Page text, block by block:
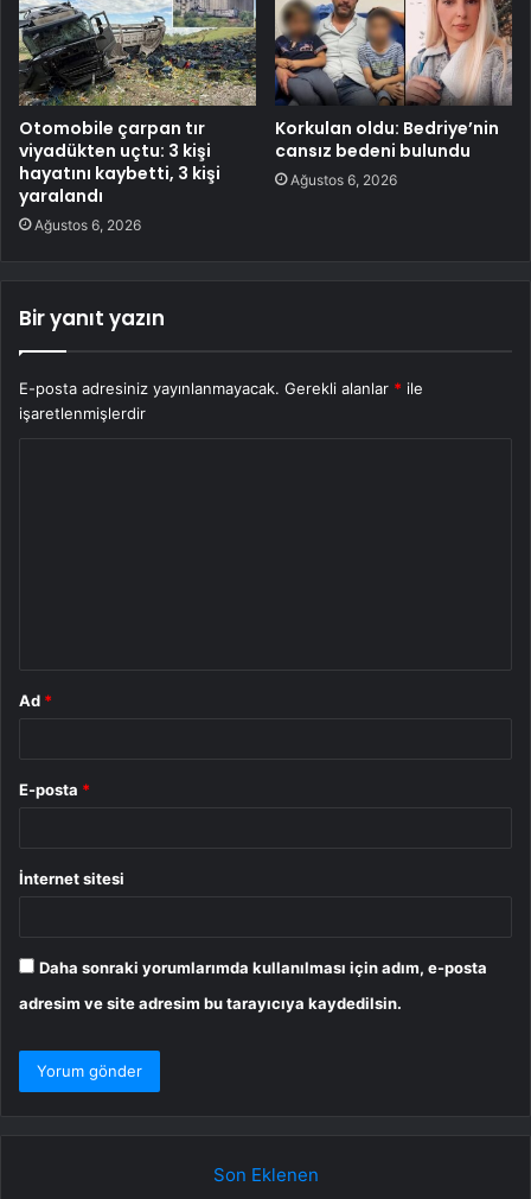
Otomobile çarpan tır
viyadükten uçtu: 3 kişi
hayatını kaybetti, 3 kişi
yaralandı
Ağustos 6, 2026
Korkulan oldu: Bedriye’nin
cansız bedeni bulundu
Ağustos 6, 2026
Bir yanıt yazın
E-posta adresiniz yayınlanmayacak. Gerekli alanlar * ile
işaretlenmişlerdir
Ad *
E-posta *
İnternet sitesi
Daha sonraki yorumlarımda kullanılması için adım, e-posta
adresim ve site adresim bu tarayıcıya kaydedilsin.
Son Eklenen